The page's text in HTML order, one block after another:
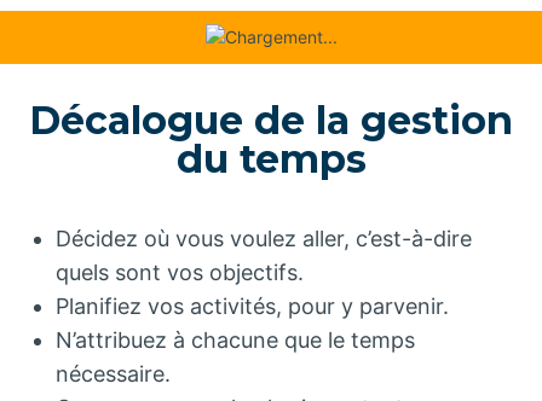
Décalogue de la gestion
du temps
Décidez où vous voulez aller, c’est-à-dire
quels sont vos objectifs.
Planifiez vos activités, pour y parvenir.
N’attribuez à chacune que le temps
nécessaire.